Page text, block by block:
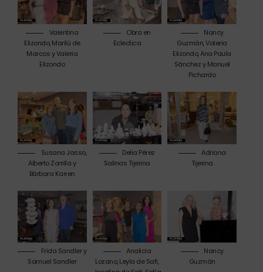
Valentina
Elizondo, Marilú de
Marcos y Valeria
Elizondo
Obra en
Eclectica
Nancy
Guzmán, Valeria
Elizondo, Ana Paula
Sánchez y Manuel
Pichardo
Susana Jasso,
Alberto Zorrilla y
Bárbara Karren
Delia Pérez
Salinas Tijerina
Adriana
Tijerina
Frida Sandler y
Samuel Sandler
Analicia
Lozano, Leyla de Safi,
Nancy
Guzmán